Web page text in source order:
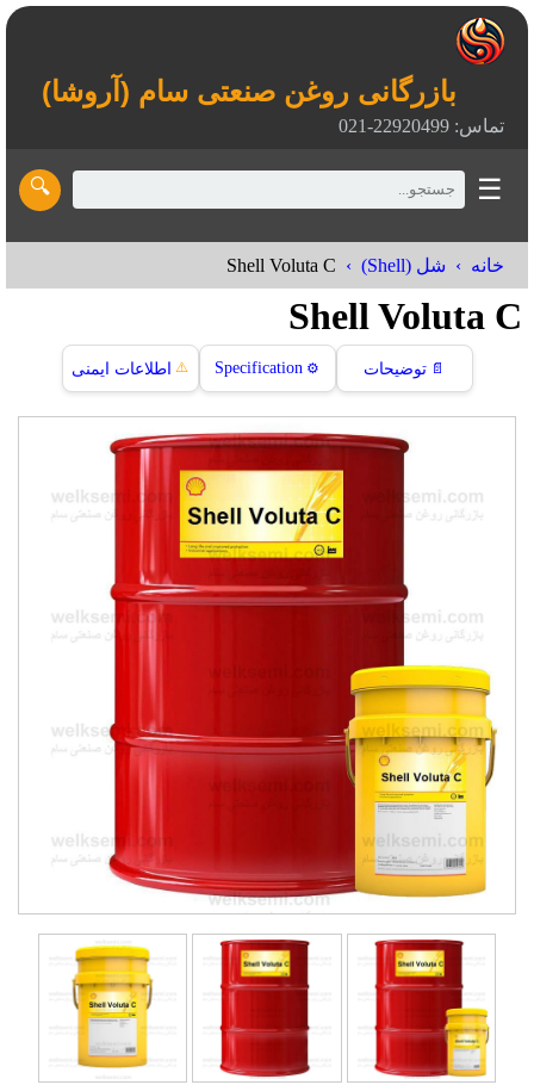
بازرگانی روغن صنعتی سام (آروشا)
تماس: 22920499-021
☰
🔍
خانه شل (Shell) Shell Voluta C
Shell Voluta C
📄 توضیحات ⚙️
Specification
⚠️ اطلاعات ایمنی